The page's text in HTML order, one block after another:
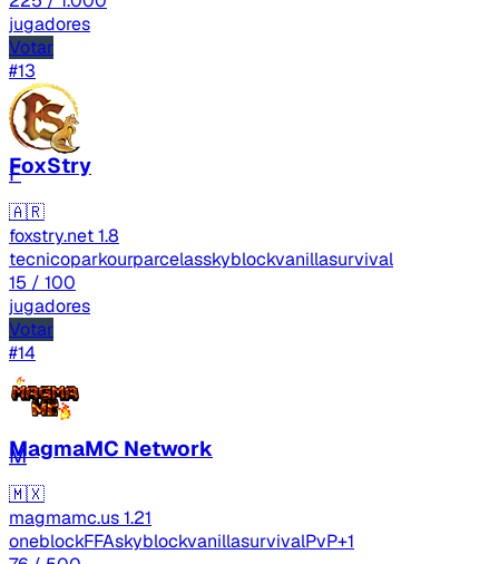
jugadores
Votar
#13
F
FoxStry
🇦🇷
foxstry.net1.8
tecnicoparkourparcelasskyblockvanillasurvival
15 / 100
jugadores
Votar
#14
M
MagmaMC Network
🇲🇽
magmamc.us1.21
oneblockFFAskyblockvanillasurvivalPvP+1